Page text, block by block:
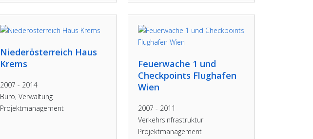
Niederösterreich Haus
Krems
2007 - 2014
Büro, Verwaltung
Projektmanagement
Feuerwache 1 und
Checkpoints Flughafen
Wien
2007 - 2011
Verkehrsinfrastruktur
Projektmanagement